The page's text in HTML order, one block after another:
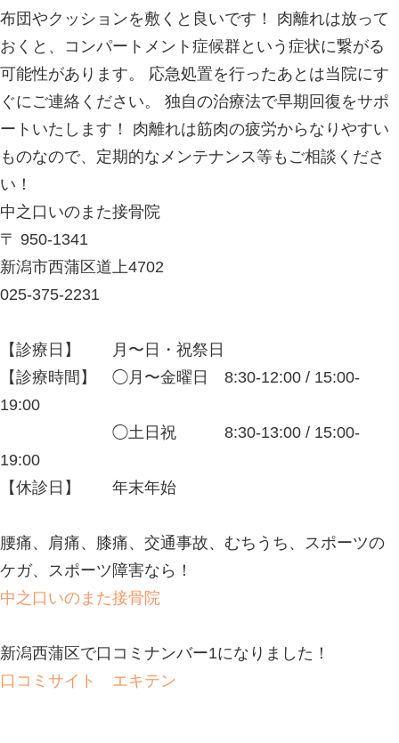
しでも身体に痛みや違和感を感じた
口いのまた接骨院にご相談ください！
中之口いのまた接骨院
〒 950-1341
新潟市西蒲区道上4702
025-375-2231
【診療時間】 ◯月〜金曜日 8:30-
19:00
◯土日祝 8:30-13:00
19:00
腰痛、肩痛、膝痛、交通事故、むち
中之口いのまた接骨院